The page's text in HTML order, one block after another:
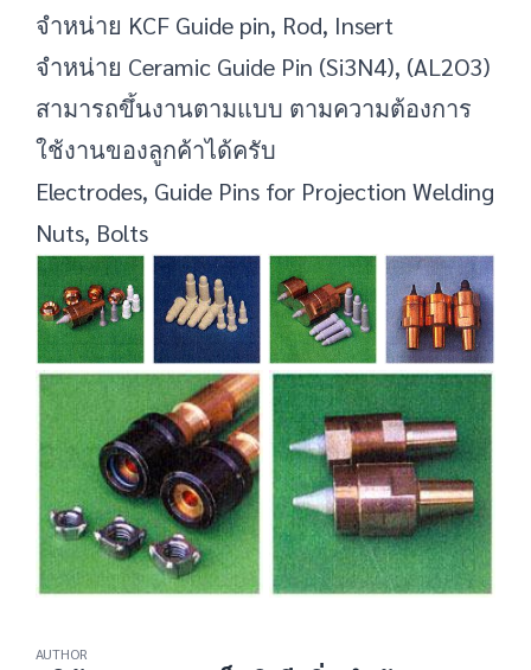
จำหน่าย KCF Guide pin, Rod, Insert
จำหน่าย Ceramic Guide Pin (Si3N4), (AL2O3)
สามารถขึ้นงานตามแบบ ตามความต้องการ
ใช้งานของลูกค้าได้ครับ
Electrodes, Guide Pins for Projection Welding
Nuts, Bolts
AUTHOR